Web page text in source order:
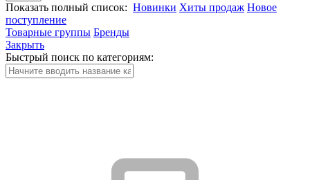
Показать полный список: Новинки Хиты продаж Новое
поступление
Товарные группы Бренды
Закрыть
Быстрый поиск по категориям: